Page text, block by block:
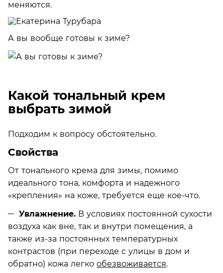
меняются.
А вы вообще готовы к зиме?
Какой тональный крем
выбрать зимой
Подходим к вопросу обстоятельно.
Свойства
От тонального крема для зимы, помимо
идеального тона, комфорта и надежного
«крепления» на коже, требуется еще кое-что.
Увлажнение. В условиях постоянной сухости
воздуха как вне, так и внутри помещения, а
также из-за постоянных температурных
контрастов (при переходе с улицы в дом и
обратно) кожа легко обезвоживается.